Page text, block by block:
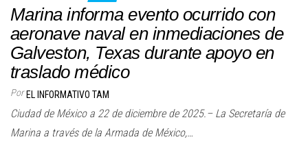
Marina informa evento ocurrido con
aeronave naval en inmediaciones de
Galveston, Texas durante apoyo en
traslado médico
Por EL INFORMATIVO TAM
Ciudad de México a 22 de diciembre de 2025.– La Secretaría de
Marina a través de la Armada de México,…